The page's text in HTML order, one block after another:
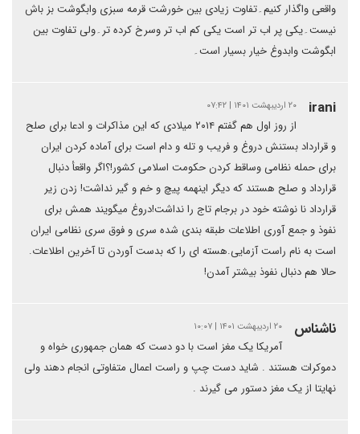
واقعی واگذار کنیم۔تفاوت زیادی بین خورشت قرمه سبزی وابگوشت بز باش
نیست۔یکی پر اب تر است یکی کم اب تر وسرخ کرده تر۔ولی تفاوت بین
ابگوشت وابدوغ خیار بسیار است۔
irani ۲۰ اردیبهشت ۱۴۰۱ | ۰۷:۴۲
از روز اول هم گفتم ۲۰۱۴ میلادی که این مذاکرات و ادعا برای صلح
و قرارداد بستنش دروغ و فریب و تله و دام است برای آماده کردن ایران
برای حمله نظامی وساقط کردن حکومت اسلامی کشور!؟اگر واقعأ دنبال
قرارداد و صلح هستند که دیگر اینهمه پیچ و خم و گیر نداشت! زدن زیر
قرارداد نا نوشته خود در برجام تاج را نداشت!دروغ میگویند همش برای
نفوذ و جمع آوری اطلاعات طبقه بندی شده سری و فوق سری نظامی ایران
است به نام راست آزمایی.هسته ای را که بدست آوردن تا آخرین اطلاعات.
حالا هم دنبال نفوذ بیشتر آمدن!
ناشناس ۲۰ اردیبهشت ۱۴۰۱ | ۱۰:۰۷
آمریکا یک مغز است با دو دست که همان جمهوری خواه و
دموکرات هستند . شاید دست چپ و راست اعمال متفاوتی انجام دهند ولی
نهایتا از یک مغز دستور می گیرند .